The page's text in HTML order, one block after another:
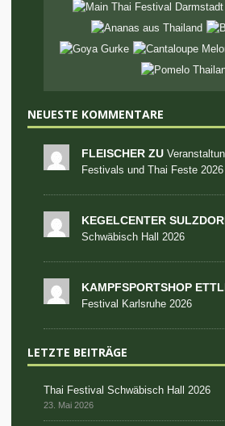
NEUESTE KOMMENTARE
FLEISCHER ZU
Festivals und Thai Feste 2026
KEGELCENTER
Schwäbisch Hall 2026
KAMPFSPORTSHOP
Festival Karlsruhe 2026
LETZTE BEITRÄGE
Thai Festival Schwäbisch Hall 2026
23. Mai 2026